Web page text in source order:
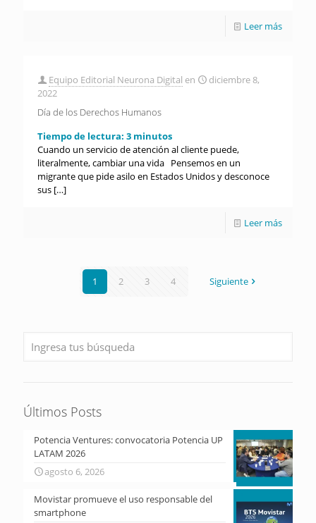
Leer más
Equipo Editorial Neurona Digital en
diciembre 8,
2022
Día de los Derechos Humanos
Tiempo de lectura: 3 minutos
Cuando un servicio de atención al cliente puede,
literalmente, cambiar una vida Pensemos en un
migrante que pide asilo en Estados Unidos y desconoce
sus […]
Leer más
1 2 3 4 Siguiente
Últimos Posts
Potencia Ventures: convocatoria Potencia UP
LATAM 2026
agosto 6, 2026
Movistar promueve el uso responsable del
smartphone